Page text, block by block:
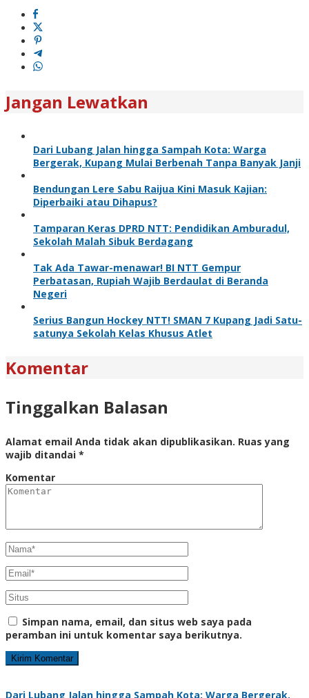
Jangan Lewatkan
Dari Lubang Jalan hingga Sampah Kota: Warga
Bergerak, Kupang Mulai Berbenah Tanpa Banyak Janji
Bendungan Lere Sabu Raijua Kini Masuk Kajian:
Diperbaiki atau Dihapus?
Tamparan Keras DPRD NTT: Pendidikan Amburadul,
Sekolah Malah Sibuk Berdagang
Tak Ada Tawar-menawar! BI NTT Gempur
Perbatasan, Rupiah Wajib Berdaulat di Beranda
Negeri
Serius Bangun Hockey NTT! SMAN 7 Kupang Jadi Satu-
satunya Sekolah Kelas Khusus Atlet
Komentar
Tinggalkan Balasan
Alamat email Anda tidak akan dipublikasikan. Ruas yang
wajib ditandai *
Komentar
Simpan nama, email, dan situs web saya pada
peramban ini untuk komentar saya berikutnya.
Dari Lubang Jalan hingga Sampah Kota: Warga Bergerak,